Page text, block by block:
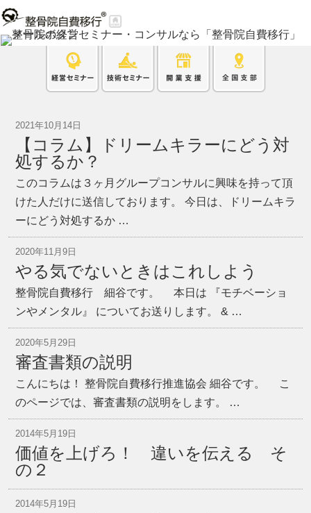
2021年10月14日
【コラム】ドリームキラーにどう対
処するか？
このコラムは３ヶ月グループコンサルに興味を持って頂
けた人だけに送信しております。 今日は、ドリームキラ
ーにどう対処するか …
2020年11月9日
やる気でないときはこれしよう
整骨院自費移行 細谷です。 本日は 『モチベーショ
ンやメンタル』 についてお送りします。 & …
2020年5月29日
審査書類の説明
こんにちは！ 整骨院自費移行推進協会 細谷です。 こ
のページでは、審査書類の説明をします。 …
2014年5月19日
価値を上げろ！ 違いを伝える そ
の２
2014年5月19日